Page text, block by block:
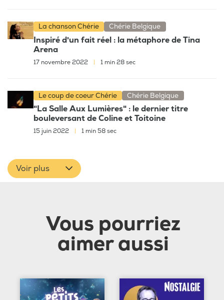
La chanson Chérie Chérie Belgique
Inspiré d'un fait réel : la métaphore de Tina
Arena
17 novembre 2022 | 1 min 28 sec
Le coup de coeur Chérie Chérie Belgique
"La Salle Aux Lumières" : le dernier titre
bouleversant de Coline et Toitoine
15 juin 2022 1 min 58 sec
Voir plus
Vous pourriez
aimer aussi